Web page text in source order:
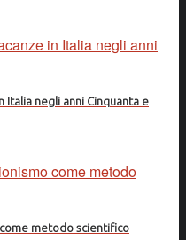
Italia negli anni Cinquanta e
metodo scientifico